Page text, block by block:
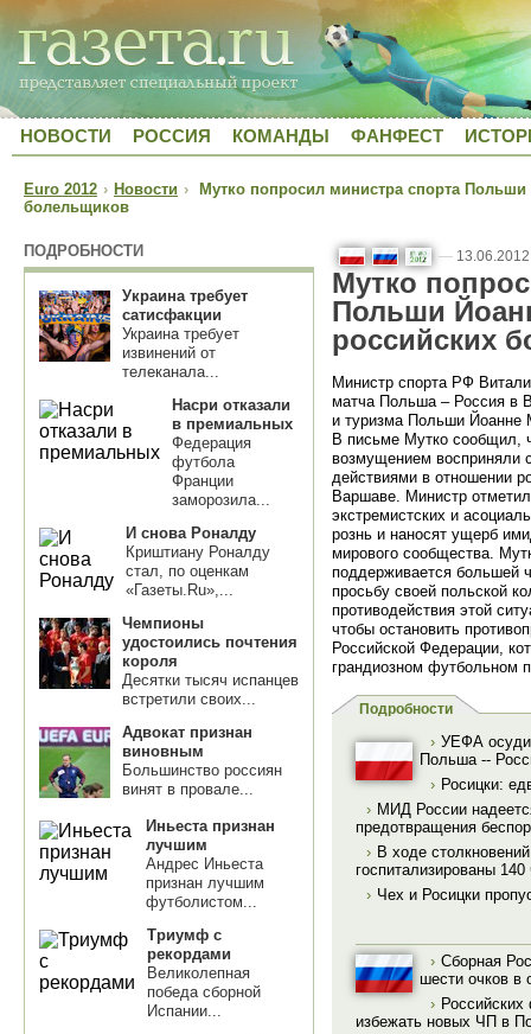
НОВОСТИ РОССИЯ КОМАНДЫ ФАНФЕСТ
Euro 2012 › Новости › Мутко попросил министра спорта
болельщиков
ПОДРОБНОСТИ
Украина требует
сатисфакции
Украина требует
извинений от
телеканала...
Насри отказали
в премиальных
Федерация
футбола
Франции
заморозила...
И снова Роналду
Криштиану Роналду
стал, по оценкам
«Газеты.Ru»,...
Чемпионы
удостоились почтения
короля
Десятки тысяч испанцев
встретили своих...
Адвокат признан
виновным
Большинство россиян
винят в провале...
Иньеста признан
лучшим
Андрес Иньеста
признан лучшим
футболистом...
Триумф с
рекордами
Великолепная
победа сборной
Испании...
—
Мутко
Польши
российских
Министр спорта РФ
матча Польша – Россия в
и туризма Польши
В письме Мутко сообщил,
возмущением восприняли
действиями в отношении
Варшаве. Министр
экстремистских и
рознь и наносят ущерб
мирового сообщества.
поддерживается большей
просьбу своей польской
противодействия этой
чтобы остановить
Российской Федерации,
грандиозном футбольном
Подробности
› УЕФА
Польша --
› Росицки:
› МИД России
предотвращения
› В ходе
госпитализированы 140
› Чех и Росицки
› Сборная
шести очков в
› Российских
избежать новых ЧП в